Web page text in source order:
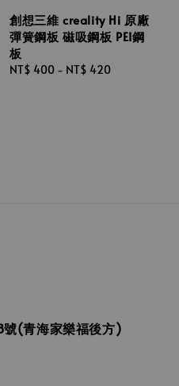
創想三維 creality Hi 原廠
彈簧鋼板 磁吸鋼板 PEI鋼
板
Regular
NT$ 400 - NT$ 420
號(青海家樂福後方)